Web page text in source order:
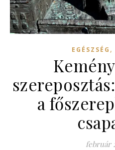
EGÉSZSÉG ,
a
február